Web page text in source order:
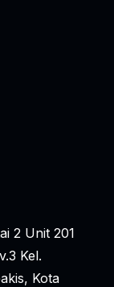
2 Unit 201
Kel.
Kota